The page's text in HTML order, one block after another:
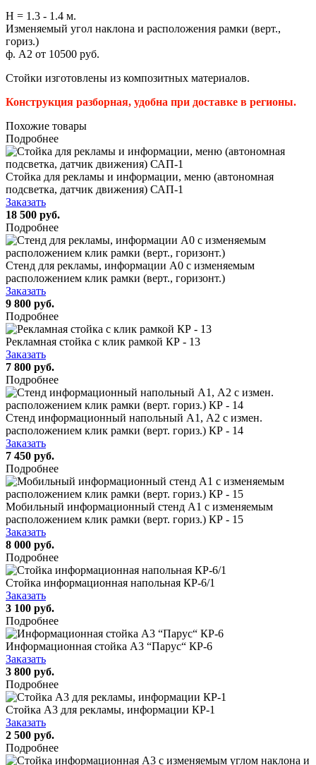
Н = 1.3 - 1.4 м.
Изменяемый угол наклона и расположения рамки (верт.,
гориз.)
ф. А2 от 10500 руб.
Стойки изготовлены из композитных материалов.
Конструкция разборная, удобна при доставке в регионы.
Похожие товары
Подробнее
Стойка для рекламы и информации, меню (автономная
подсветка, датчик движения) САП-1
Заказать
18 500 руб.
Подробнее
Стенд для рекламы, информации А0 с изменяемым
расположением клик рамки (верт., горизонт.)
Заказать
9 800 руб.
Подробнее
Рекламная стойка с клик рамкой КР - 13
Заказать
7 800 руб.
Подробнее
Стенд информационный напольный А1, А2 с измен.
расположением клик рамки (верт. гориз.) КР - 14
Заказать
7 450 руб.
Подробнее
Мобильный информационный стенд А1 с изменяемым
расположением клик рамки (верт. гориз.) КР - 15
Заказать
8 000 руб.
Подробнее
Стойка информационная напольная КР-6/1
Заказать
3 100 руб.
Подробнее
Информационная стойка А3 “Парус“ КР-6
Заказать
3 800 руб.
Подробнее
Стойка А3 для рекламы, информации КР-1
Заказать
2 500 руб.
Подробнее